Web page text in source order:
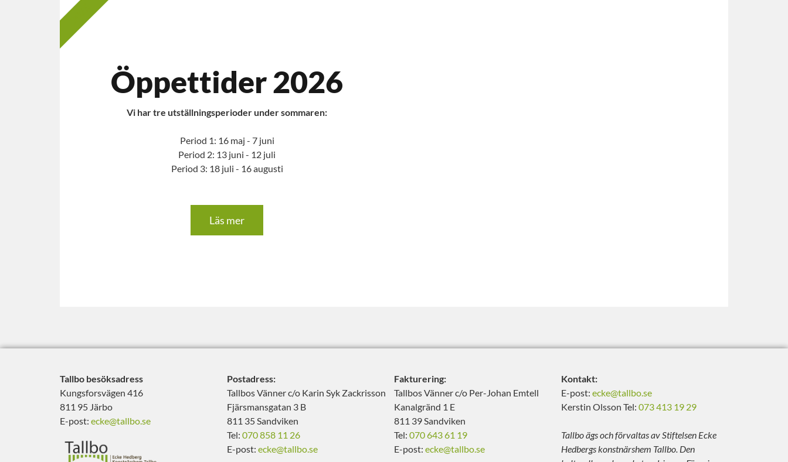
Öppettider 2026
Vi har tre utställningsperioder under sommaren:
Period 1: 16 maj - 7 juni
Period 2: 13 juni - 12 juli
Period 3: 18 juli - 16 augusti
Läs mer
2025
Tallbo besöksadress
Kungsforsvägen 416
811 95 Järbo
E-post: ecke@tallbo.se
Postadress:
Tallbos Vänner c/o Karin Syk Zackrisson
Fjärsmansgatan 3 B
811 35 Sandviken
Tel: 070 858 11 26
E-post: ecke@tallbo.se
Fakturering:
Tallbos Vänner c/o Per-Johan Emtell
Kanalgränd 1 E
811 39 Sandviken
Tel: 070 643 61 19
E-post: ecke@tallbo.se
Kontakt:
E-post: ecke@tallbo.se
Kerstin Olsson Tel: 073 413 19 29
Tallbo ägs och förvaltas av Stiftelsen Ecke
Hedbergs konstnärshem Tallbo. Den